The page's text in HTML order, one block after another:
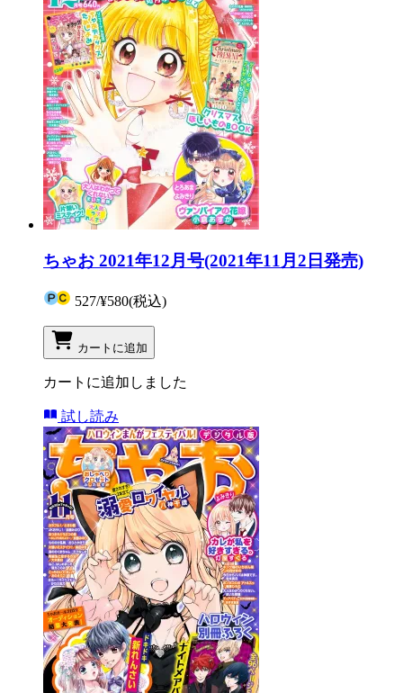
ちゃお 2021年12月号(2021年11月2日発売)
527/¥580(税込)
カートに追加
カートに追加しました
試し読み